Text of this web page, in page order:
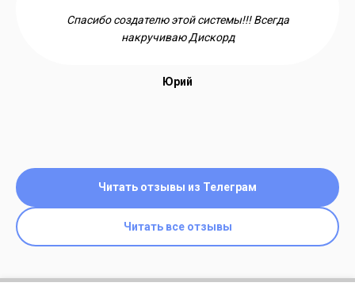
Спасибо создателю этой системы!!! Всегда
накручиваю Дискорд
Юрий
Читать отзывы из Телеграм
Читать все отзывы